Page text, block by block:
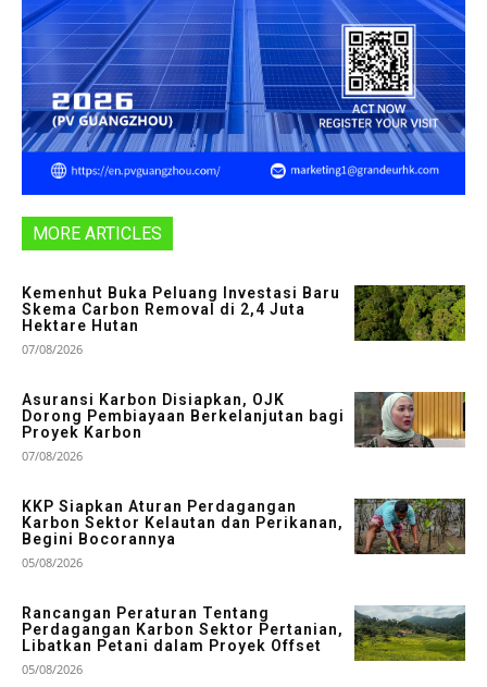
MORE ARTICLES
Kemenhut Buka Peluang Investasi Baru
Skema Carbon Removal di 2,4 Juta
Hektare Hutan
07/08/2026
Asuransi Karbon Disiapkan, OJK
Dorong Pembiayaan Berkelanjutan bagi
Proyek Karbon
07/08/2026
KKP Siapkan Aturan Perdagangan
Karbon Sektor Kelautan dan Perikanan,
Begini Bocorannya
05/08/2026
Rancangan Peraturan Tentang
Perdagangan Karbon Sektor Pertanian,
Libatkan Petani dalam Proyek Offset
05/08/2026